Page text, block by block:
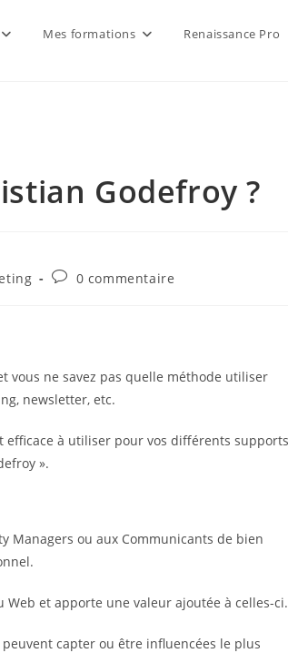
Mes formations Renaissance Pro
Godefroy ?
Commentaires
0 commentaire
vous ne savez pas quelle méthode utiliser
newsletter, etc.
efficace à utiliser pour vos différents supports
».
Managers ou aux Communicants de bien
et apporte une valeur ajoutée à celles-ci.
capter ou être influencées le plus